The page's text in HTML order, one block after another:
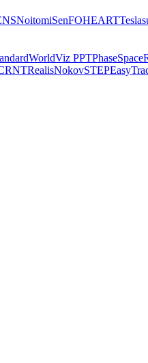
NoitomiSenFOHEART
WorldViz PPTPhaseSpace
RealisNokovSTEP